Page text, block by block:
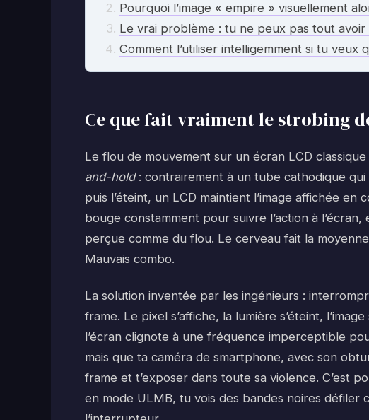
Pourquoi l’image « empire » visuellement
Le vrai problème : tu ne peux pas tout avoir
Comment l’utiliser intelligemment si tu veux
Ce que fait vraiment le strobing
Le flou de mouvement sur un écran LCD
and-hold: contrairement à un tube cathodique
puis l’éteint, un LCD maintient l’image affichée
bouge constamment pour suivre l’action à
perçue comme du flou. Le cerveau fait la
Mauvais combo.
La solution inventée par les ingénieurs :
frame. Le pixel s’affiche, la lumière s’éteint,
l’écran clignote à une fréquence imperceptible
mais que ta caméra de smartphone, avec son
frame et t’exposer dans toute sa violence. C’est
en mode ULMB, tu vois des bandes noires défiler